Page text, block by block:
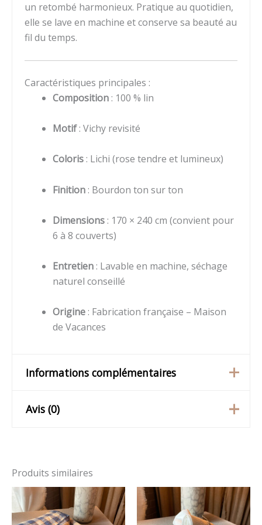
un retombé harmonieux. Pratique au quotidien,
elle se lave en machine et conserve sa beauté au
fil du temps.
Caractéristiques principales :
Composition: 100 % lin
Motif: Vichy revisité
Coloris: Lichi (rose tendre et lumineux)
Finition: Bourdon ton sur ton
Dimensions: 170 × 240 cm (convient pour
6 à 8 couverts)
Entretien: Lavable en machine, séchage
naturel conseillé
Origine: Fabrication française – Maison
de Vacances
Informations complémentaires
Poids
Avis (0)
Soyez le premier à laisser
votre avis sur “Nappe
Produits similaires